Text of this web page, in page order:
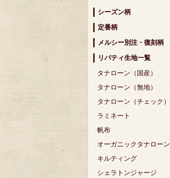
シーズン柄
定番柄
メルシー別注・復刻柄
リバティ生地一覧
タナローン（国産）
タナローン（無地）
タナローン（チェック）
ラミネート
帆布
オーガニックタナローン
キルティング
シェラトンジャージ